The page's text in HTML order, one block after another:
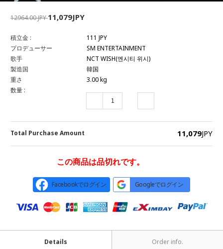
12964.00 JPY11,079JPY
積立金 :
111 JPY
プロデューサー
SM ENTERTAINMENT
歌手
NCT WISH(엔시티 위시)
製造国
韓国
重さ
3.00 kg
数量 :
Total Purchase Amount 11,079JPY
この商品は品切れです。
Facebookでログイン Googleでログイン
Details Order info.